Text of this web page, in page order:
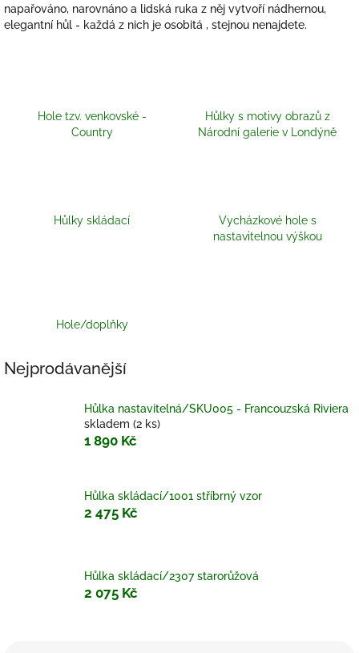
napařováno, narovnáno a lidská ruka z něj vytvoří nádhernou,
elegantní hůl - každá z nich je osobitá , stejnou nenajdete.
Hole tzv. venkovské -
Country
Hůlky s motivy obrazů z
Národní galerie v Londýně
Hůlky skládací
Vycházkové hole s
nastavitelnou výškou
Hole/doplňky
Nejprodávanější
Hůlka nastavitelná/SKU005 - Francouzská Riviera
skladem (2 ks)
1 890 Kč
Hůlka skládací/1001 stříbrný vzor
2 475 Kč
Hůlka skládací/2307 starorůžová
2 075 Kč